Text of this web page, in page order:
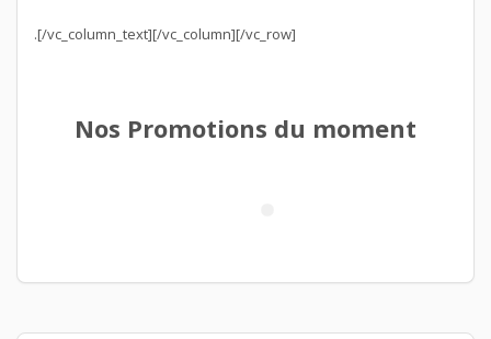
.[/vc_column_text][/vc_column][/vc_row]
Nos Promotions du moment